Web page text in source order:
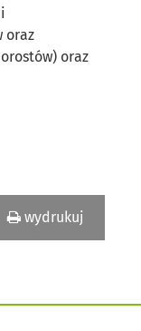
oraz
oraz
wydrukuj